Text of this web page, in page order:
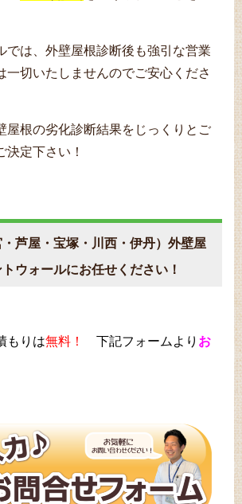
では、外壁屋根診断後も強引な営業
一切いたしませんのでご安心くださ
屋根の劣化診断結果をじっくりとご
決定下さい！
芦屋・宝塚・川西・伊丹）外壁屋
ウォールにお任せください！
もりは無料！ 下記フォームより お